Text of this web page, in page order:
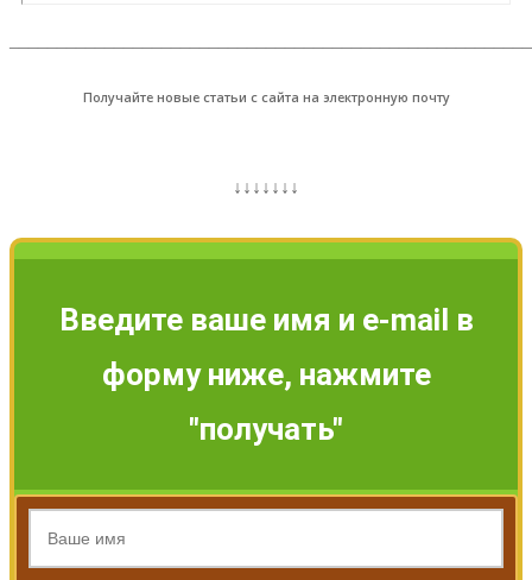
Получайте новые статьи с сайта на электронную почту
↓↓↓↓↓↓↓
Введите ваше имя и e-mail в
форму ниже, нажмите
"получать"